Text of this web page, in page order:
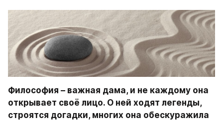
Философия – важная дама, и не каждому она
открывает своё лицо. О ней ходят легенды,
строятся догадки, многих она обескуражила